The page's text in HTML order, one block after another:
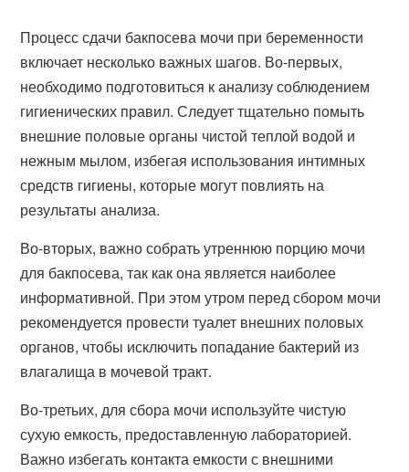
Процесс сдачи бакпосева мочи при беременности
включает несколько важных шагов. Во-первых,
необходимо подготовиться к анализу соблюдением
гигиенических правил. Следует тщательно помыть
внешние половые органы чистой теплой водой и
нежным мылом, избегая использования интимных
средств гигиены, которые могут повлиять на
результаты анализа.
Во-вторых, важно собрать утреннюю порцию мочи
для бакпосева, так как она является наиболее
информативной. При этом утром перед сбором мочи
рекомендуется провести туалет внешних половых
органов, чтобы исключить попадание бактерий из
влагалища в мочевой тракт.
Во-третьих, для сбора мочи используйте чистую
сухую емкость, предоставленную лабораторией.
Важно избегать контакта емкости с внешними